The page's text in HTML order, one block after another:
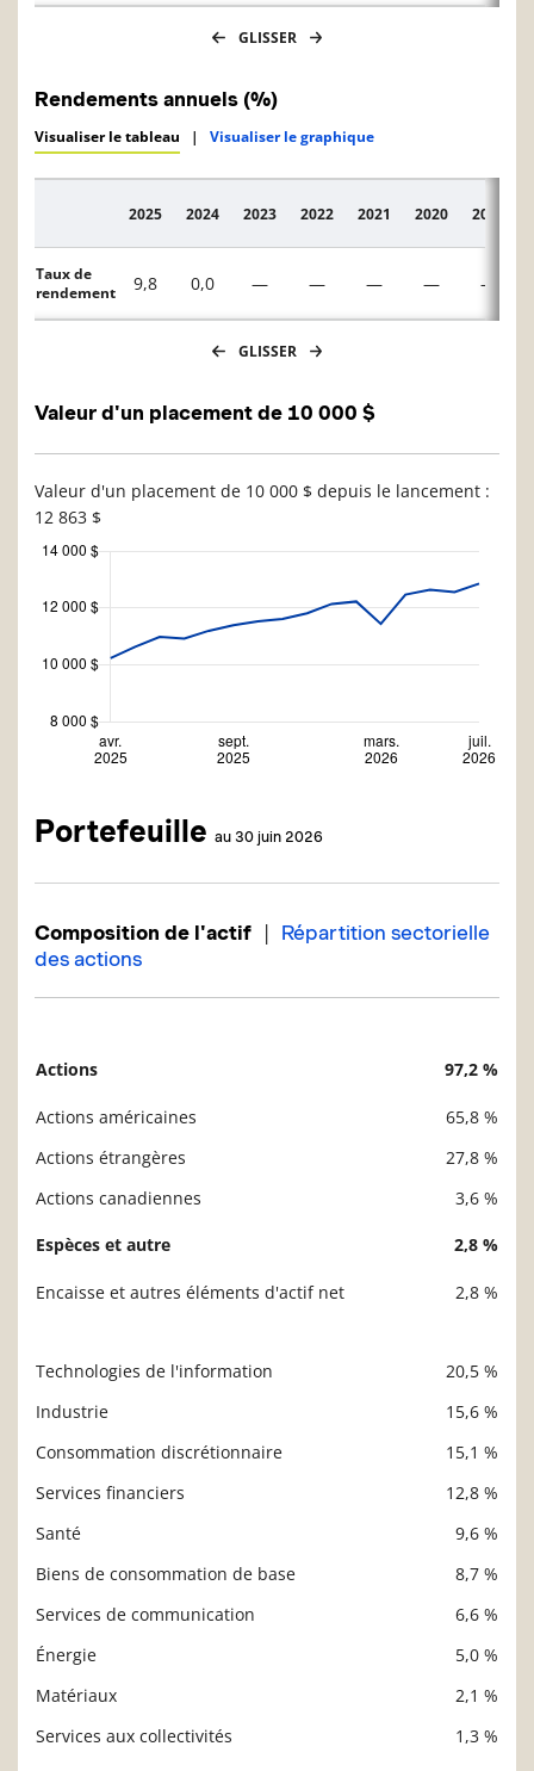
GLISSER
Rendements annuels (%)
Visualiser le tableau | Visualiser le graphique
Description
2025 2024 2023 2022 2021 2020 2019
Taux de
rendement
9,8 0,0 — — — — —
GLISSER
Valeur d'un placement de 10 000 $
Valeur d'un placement de 10 000 $ depuis le lancement :
12 863 $
Portefeuille au 30 juin 2026
Composition de l'actif | Répartition sectorielle
des actions
Actions 97,2 %
Actions américaines
65,8 %
Actions étrangères
27,8 %
Actions canadiennes
3,6 %
Espèces et autre 2,8 %
Encaisse et autres éléments d'actif net 2,8 %
Technologies de l'information
20,5 %
Industrie
15,6 %
Consommation discrétionnaire
15,1 %
Services financiers
12,8 %
Santé
9,6 %
Biens de consommation de base
8,7 %
Services de communication
6,6 %
Énergie
5,0 %
Matériaux
2,1 %
Services aux collectivités
1,3 %